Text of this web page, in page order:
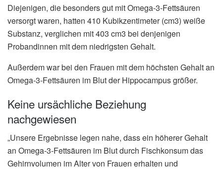
Diejenigen, die besonders gut mit Omega-3-Fettsäuren
versorgt waren, hatten 410 Kubikzentimeter (cm3) weiße
Substanz, verglichen mit 403 cm3 bei denjenigen
Probandinnen mit dem niedrigsten Gehalt.
Außerdem war bei den Frauen mit dem höchsten Gehalt an
Omega-3-Fettsäuren im Blut der Hippocampus größer.
Keine ursächliche Beziehung
nachgewiesen
„Unsere Ergebnisse legen nahe, dass ein höherer Gehalt
an Omega-3-Fettsäuren im Blut durch Fischkonsum das
Gehirnvolumen im Alter von Frauen erhalten und